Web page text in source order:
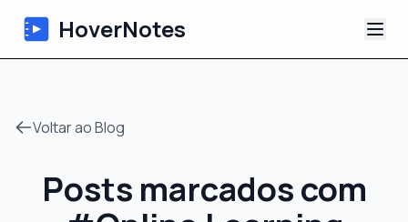
HoverNotes
Notas de Vídeo com IA
Voltar ao Blog
Posts marcados com